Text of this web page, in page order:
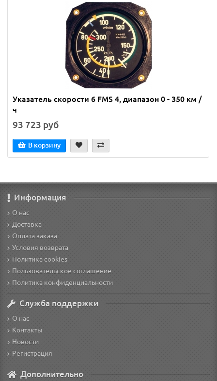
Указатель скорости 6 FMS 4, диапазон 0 - 350 км /
ч
93 723 руб
В корзину
Информация
О нас
Доставка
Оплата заказа
Условия возврата
Политика cookies
Пользовательское соглашение
Политика конфиденциальности
Служба поддержки
О нас
Контакты
Новости
Регистрация
Дополнительно